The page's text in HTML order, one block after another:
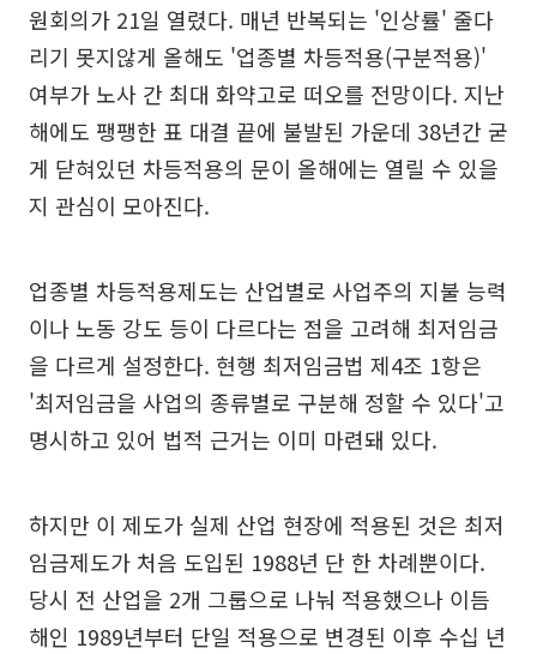
원회의가 21일 열렸다. 매년 반복되는 '인상률' 줄다
리기 못지않게 올해도 '업종별 차등적용(구분적용)'
여부가 노사 간 최대 화약고로 떠오를 전망이다. 지난
해에도 팽팽한 표 대결 끝에 불발된 가운데 38년간 굳
게 닫혀있던 차등적용의 문이 올해에는 열릴 수 있을
지 관심이 모아진다.
업종별 차등적용제도는 산업별로 사업주의 지불 능력
이나 노동 강도 등이 다르다는 점을 고려해 최저임금
을 다르게 설정한다. 현행 최저임금법 제4조 1항은
'최저임금을 사업의 종류별로 구분해 정할 수 있다'고
명시하고 있어 법적 근거는 이미 마련돼 있다.
하지만 이 제도가 실제 산업 현장에 적용된 것은 최저
임금제도가 처음 도입된 1988년 단 한 차례뿐이다.
당시 전 산업을 2개 그룹으로 나눠 적용했으나 이듬
해인 1989년부터 단일 적용으로 변경된 이후 수십 년